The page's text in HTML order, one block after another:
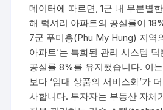
데이터에 따르면, 1군 내 무분별
해 럭셔리 아파트의 공실률이
7군 푸미흥(Phu My Hung) 지역
아파트’는 특화된 관리 시스템
공실률 8%를 유지했습니다. 이
보다 ‘임대 상품의 서비스화’가
사합니다. 투자자는 부동산 자체